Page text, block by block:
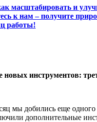
масштабировать и
к нам – получите
работы!
новых инструментов:
мы добились еще
дополнительные